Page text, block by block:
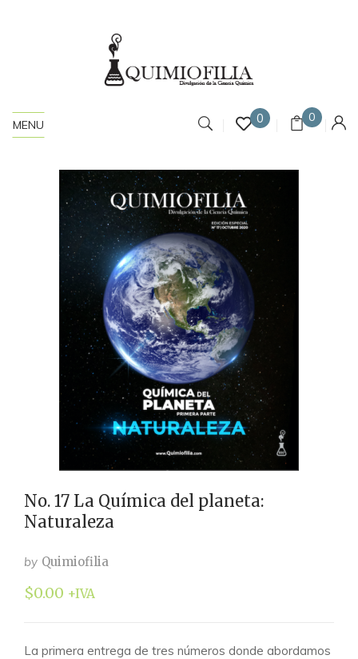
MENU 0 0
No. 17 La Química del planeta:
Naturaleza
by Quimiofilia
$0.00 +IVA
La primera entrega de tres números donde abordamos